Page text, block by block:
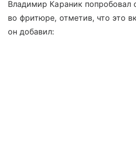
Владимир Караник попробовал
во фритюре, отметив, что это
он добавил: